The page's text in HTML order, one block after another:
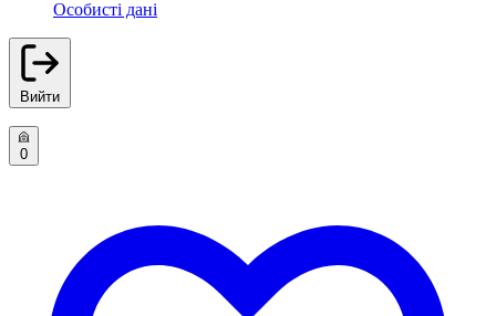
Особисті дані
Вийти
0